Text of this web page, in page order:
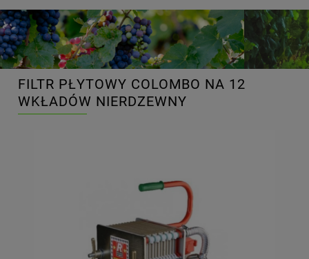
FILTR PŁYTOWY COLOMBO NA 12
WKŁADÓW NIERDZEWNY